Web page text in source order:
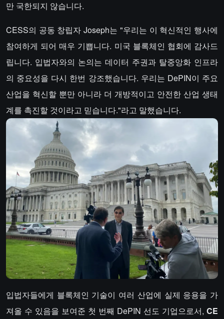
만 국한되지 않습니다.
CESS의 공동 창립자 Joseph는 "우리는 이 혁신적인 행사에
참여하게 되어 매우 기쁩니다. 미국 블록체인 협회에 감사드
립니다. 입법자와의 논의는 데이터 주권과 탈중앙화 인프라
의 중요성을 다시 한번 강조했습니다. 우리는 DePIN이 주요
산업을 혁신할 뿐만 아니라 더 개방적이고 안전한 산업 생태
계를 촉진할 것이라고 믿습니다."라고 말했습니다.
입법자들에게 블록체인 기술이 여러 산업에 실제 응용을 가
져올 수 있음을 보여준 첫 번째 DePIN 선도 기업으로서, CE